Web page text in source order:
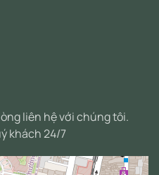
liên hệ với chúng tôi.
khách 24/7